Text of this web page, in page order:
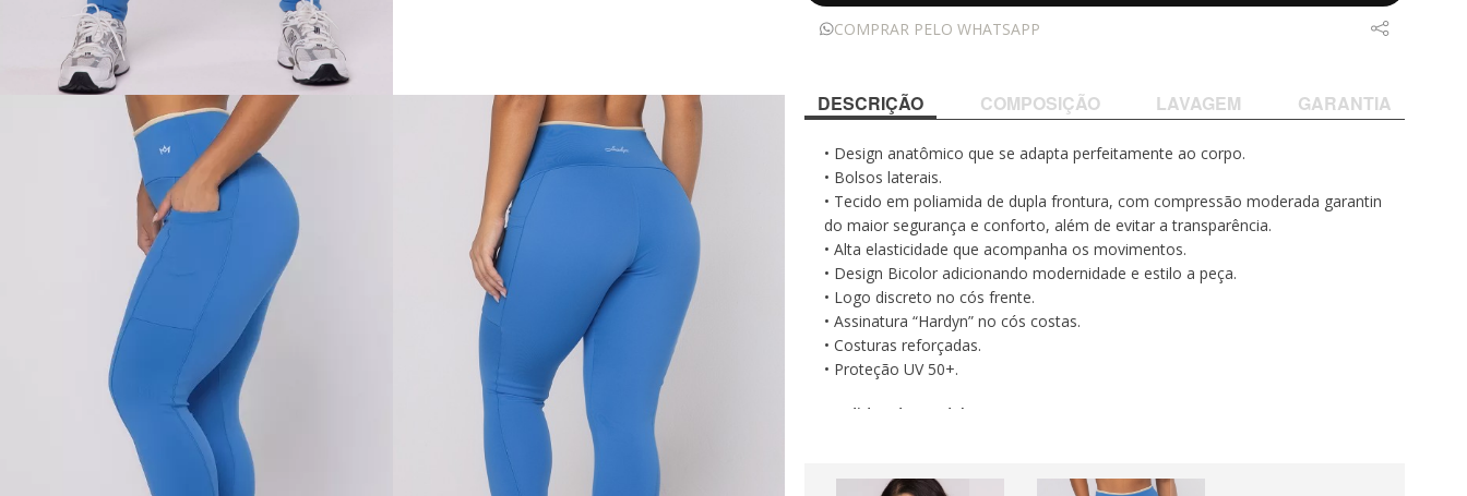
COMPRAR PELO WHATSAPP
DESCRIÇÃO COMPOSIÇÃO LAVAGEM GARANTIA
• Design anatômico que se adapta perfeitamente ao corpo.
• Bolsos laterais.
• Tecido em poliamida de dupla frontura, com compressão moderada garantin
do maior segurança e conforto, além de evitar a transparência.
• Alta elasticidade que acompanha os movimentos.
• Design Bicolor adicionando modernidade e estilo a peça.
• Logo discreto no cós frente.
• Assinatura “Hardyn” no cós costas.
• Costuras reforçadas.
• Proteção UV 50+.
Medidas da modelo: